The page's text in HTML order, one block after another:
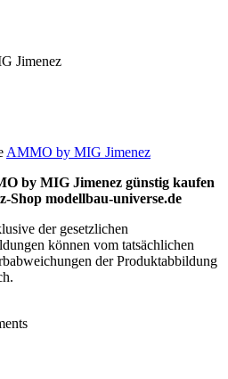
Jimenez
AMMO by MIG Jimenez
by MIG Jimenez günstig kaufen
modellbau-universe.de
der gesetzlichen
können vom tatsächlichen
der Produktabbildung